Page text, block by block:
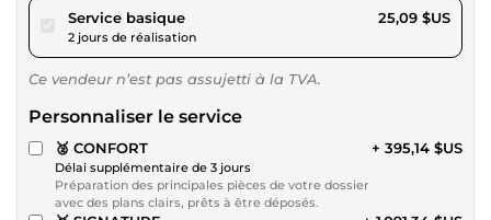
Service basiquepour 23,12 $US
2 jours de réalisation
25,09 $US
Ce vendeur n’est pas assujetti à la TVA.
Personnaliser le service
🥈 CONFORT
Délai supplémentaire de 3 jours
Préparation des principales pièces de votre dossier
avec des plans clairs, prêts à être déposés.
+ 395,14 $US